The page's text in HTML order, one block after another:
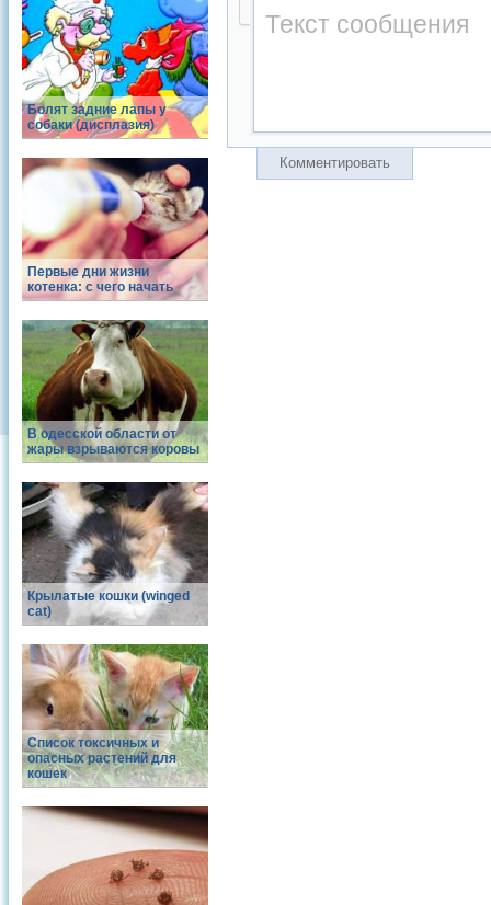
Болят задние лапы у
собаки (дисплазия)
Первые дни жизни
котенка: с чего начать
В одесской области от
жары взрываются коровы
Крылатые кошки (winged
cat)
Список токсичных и
опасных растений для
кошек
Комментировать